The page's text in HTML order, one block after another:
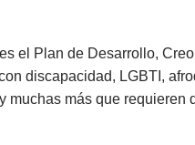
el Plan de Desarrollo,
discapacidad, LGBTI,
muchas más que requieren